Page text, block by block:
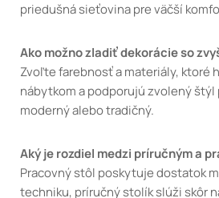
priedušná sieťovina pre väčší
Ako možno zladiť dekorácie so
Zvoľte farebnosť a materiály, ktoré
nábytkom a podporujú zvolený štýl
moderný alebo tradičný.
Aký je rozdiel medzi príručným a
Pracovný stôl poskytuje dostatok
techniku, príručný stolík slúži skôr